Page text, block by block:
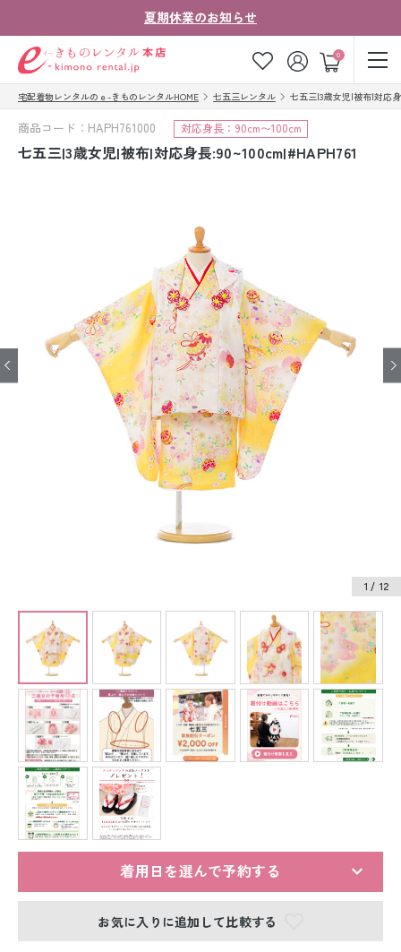
夏期休業のお知らせ
0
ゲスト
お気に入り ログイン カート
ご注文の流れ
法人・グループの
お客様はこちら
着物の種類から探す
七五三レンタル
ジュニア着物レンタル
ジュニア洋装レンタル
ベビー洋装レンタル
紋付袴レンタル
留袖レンタル
スーツレンタル
色打掛&紋付袴レンタル
宅配着物レンタルのｅ-きものレンタルHOME 七五三レンタル 七五三|3歳女児|被布|対応身
商品コード：HAPH761000 対応身長：90cm〜100cm
七五三|3歳女児|被布|対応身長:90~100cm|#HAPH761
1 / 12
着用日を選んで予約する
お気に入りに追加して比較する